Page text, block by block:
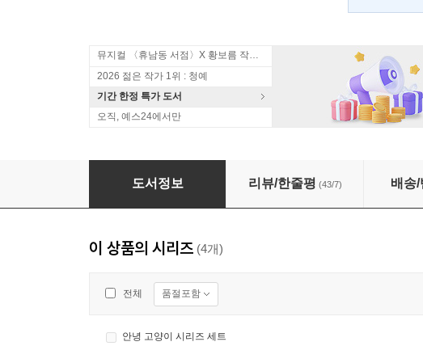
뮤지컬 〈휴남동 서점〉X 황보름 작가 북토크
2026 젊은 작가 1위 : 청예
기간 한정 특가 도서
오직, 예스24에서만
명랑하라 고양이
도서정보 리뷰/한줄평 (43/7) 배송
이 상품의 시리즈 (4개)
전체 품절포함
안녕 고양이 시리즈 세트